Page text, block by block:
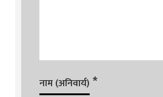
नाम (अनिवार्य) *